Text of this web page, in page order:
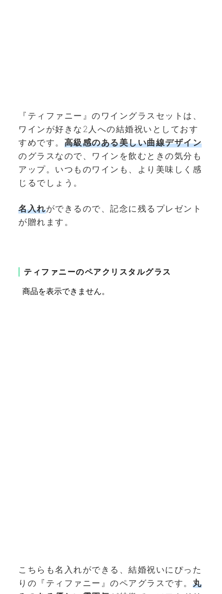
『ティファニー』のワイングラスセットは、
ワインが好きな2人への結婚祝いとしておす
すめです。 高級感のある美しい曲線デザイン
のグラスなので、ワインを飲むときの気分も
アップ。いつものワインも、より美味しく感
じるでしょう。
名入れができるので、記念に残るプレゼント
が贈れます。
ティファニーのペアクリスタルグラス
こちらも名入れができる、結婚祝いにぴった
りの『ティファニー』のペアグラスです。 丸